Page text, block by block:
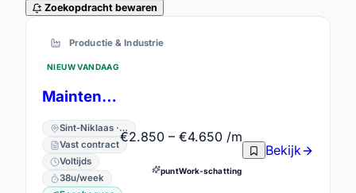
Zoekopdracht bewaren
53 resultaten
Productie & Industrie
NIEUW VANDAAG
Maintenance Coordinator
Sint-Niklaas · Oost-Vlaanderen
Vast contract
Voltijds
38u/week
€2.850 – €4.650 /m
puntWork-schatting
Bekijk